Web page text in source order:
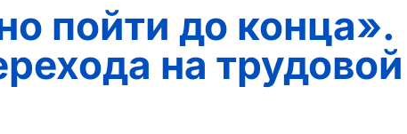
пойти до конца».
на трудовой